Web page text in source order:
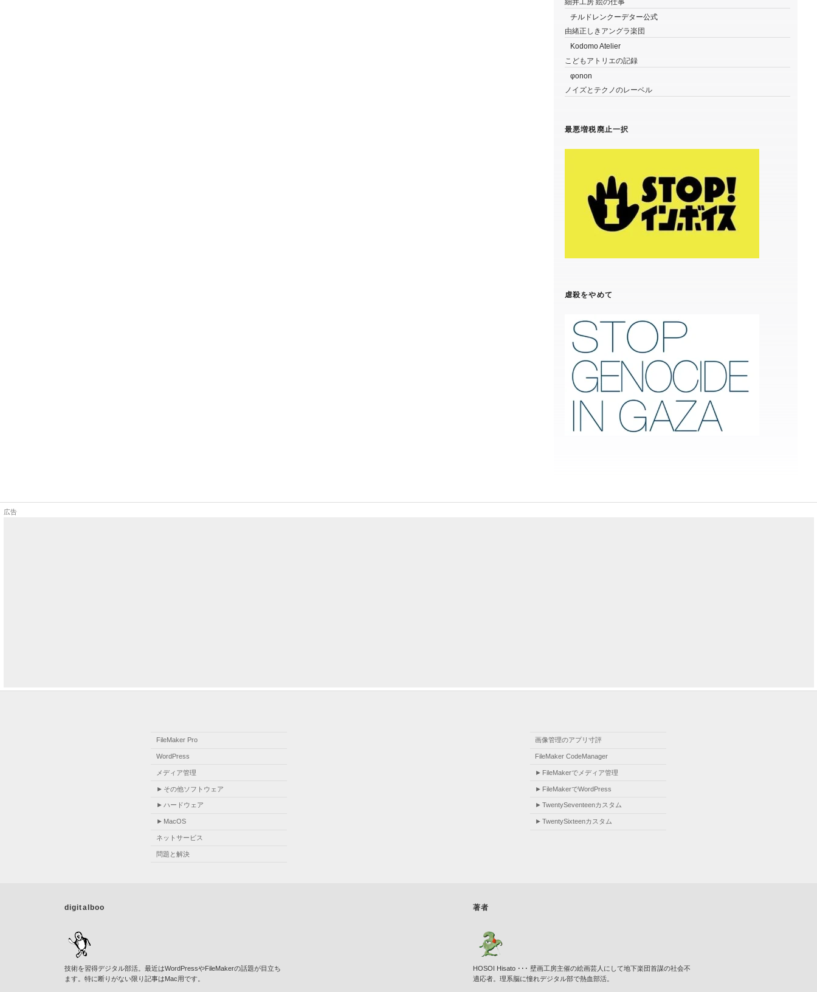
チルドレンクーデター公式
由緒正しきアングラ楽団
Kodomo Atelier
こどもアトリエの記録
φonon
ノイズとテクノのレーベル
最悪増税廃止一択
虐殺をやめて
FileMaker Pro
WordPress
メディア管理
その他ソフトウェア
ハードウェア
MacOS
ネットサービス
問題と解決
画像管理のアプリ寸評
FileMaker CodeManager
FileMakerでメディア管理
FileMakerでWordPress
TwentySeventeenカスタム
TwentySixteenカスタム
digitalboo
技術を習得デジタル部活。最近はWordPressやFileMakerの話題が目立ち
ます。特に断りがない限り記事はMac用です。
著者
HOSOI Hisato ･･･ 壁画工房主催の絵画芸人にして地下楽団首謀の社会不
適応者。理系脳に憧れデジタル部で熱血部活。